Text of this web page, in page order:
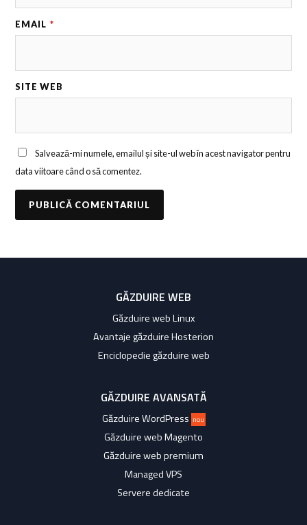
EMAIL *
SITE WEB
Salvează-mi numele, emailul și site-ul web în acest navigator pentru
data viitoare când o să comentez.
GĂZDUIRE WEB
Găzduire web Linux
Avantaje găzduire Hosterion
Enciclopedie găzduire web
GĂZDUIRE AVANSATĂ
Găzduire WordPress nou
Găzduire web Magento
Găzduire web premium
Managed VPS
Servere dedicate